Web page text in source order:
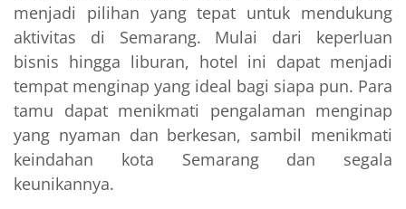
menjadi pilihan yang tepat untuk mendukung
aktivitas di Semarang. Mulai dari keperluan
bisnis hingga liburan, hotel ini dapat menjadi
tempat menginap yang ideal bagi siapa pun. Para
tamu dapat menikmati pengalaman menginap
yang nyaman dan berkesan, sambil menikmati
keindahan kota Semarang dan segala
keunikannya.